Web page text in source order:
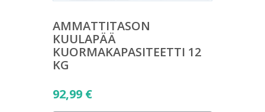
AMMATTITASON
KUULAPÄÄ
KUORMAKAPASITEETTI 12
KG
92,99 €